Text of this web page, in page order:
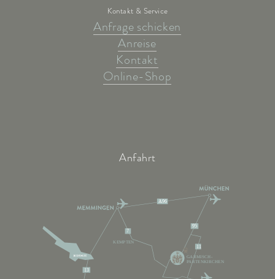
Kontakt & Service
Anfrage schicken
Anreise
Kontakt
Online-Shop
Anfahrt
A96
95
11
7
13
KEMPTEN
GARMISCH-
PARTENKIRCHEN